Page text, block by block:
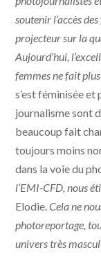
soutenir l’accès
projecteur sur la
Aujourd’hui,
femmes ne fait
s’est féminisée
journalisme sont
beaucoup fait
toujours moins
dans la voie du
l’EMI-CFD, nous
Elodie.Cela ne
photoreportage,
univers très